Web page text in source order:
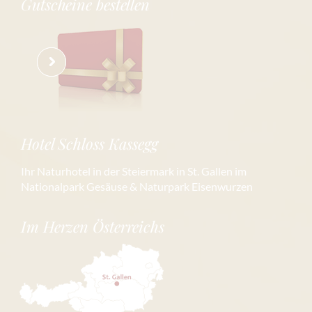
Hotel Schloss Kassegg
Ihr Naturhotel in der Steiermark in St. Gallen im
Nationalpark Gesäuse & Naturpark Eisenwurzen
Im Herzen Österreichs